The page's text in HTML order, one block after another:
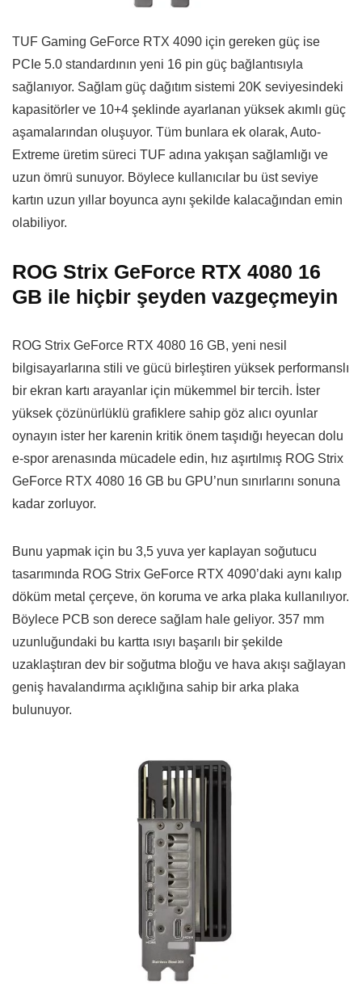
TUF Gaming GeForce RTX 4090 için gereken güç ise
PCIe 5.0 standardının yeni 16 pin güç bağlantısıyla
sağlanıyor. Sağlam güç dağıtım sistemi 20K seviyesindeki
kapasitörler ve 10+4 şeklinde ayarlanan yüksek akımlı güç
aşamalarından oluşuyor. Tüm bunlara ek olarak, Auto-
Extreme üretim süreci TUF adına yakışan sağlamlığı ve
uzun ömrü sunuyor. Böylece kullanıcılar bu üst seviye
kartın uzun yıllar boyunca aynı şekilde kalacağından emin
olabiliyor.
ROG Strix GeForce RTX 4080 16
GB ile hiçbir şeyden vazgeçmeyin
ROG Strix GeForce RTX 4080 16 GB, yeni nesil
bilgisayarlarına stili ve gücü birleştiren yüksek performanslı
bir ekran kartı arayanlar için mükemmel bir tercih. İster
yüksek çözünürlüklü grafiklere sahip göz alıcı oyunlar
oynayın ister her karenin kritik önem taşıdığı heyecan dolu
e-spor arenasında mücadele edin, hız aşırtılmış ROG Strix
GeForce RTX 4080 16 GB bu GPU’nun sınırlarını sonuna
kadar zorluyor.
Bunu yapmak için bu 3,5 yuva yer kaplayan soğutucu
tasarımında ROG Strix GeForce RTX 4090’daki aynı kalıp
döküm metal çerçeve, ön koruma ve arka plaka kullanılıyor.
Böylece PCB son derece sağlam hale geliyor. 357 mm
uzunluğundaki bu kartta ısıyı başarılı bir şekilde
uzaklaştıran dev bir soğutma bloğu ve hava akışı sağlayan
geniş havalandırma açıklığına sahip bir arka plaka
bulunuyor.